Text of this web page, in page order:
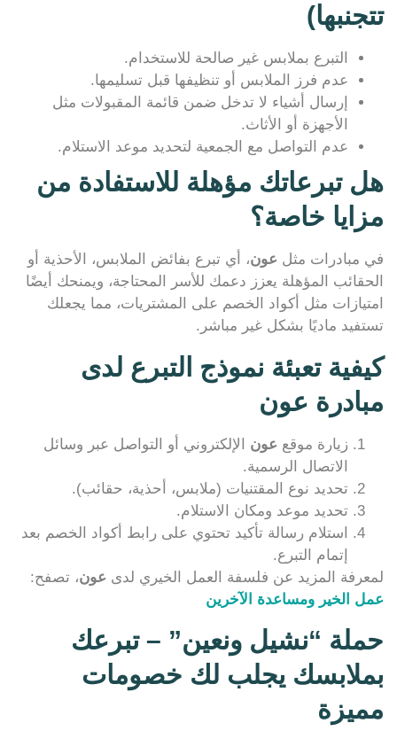
تتجنبها)
التبرع بملابس غير صالحة للاستخدام.
عدم فرز الملابس أو تنظيفها قبل تسليمها.
إرسال أشياء لا تدخل ضمن قائمة المقبولات مثل
الأجهزة أو الأثاث.
عدم التواصل مع الجمعية لتحديد موعد الاستلام.
هل تبرعاتك مؤهلة للاستفادة من
مزايا خاصة؟
في مبادرات مثل عون، أي تبرع بفائض الملابس، الأحذية أو
الحقائب المؤهلة يعزز دعمك للأسر المحتاجة، ويمنحك أيضًا
امتيازات مثل أكواد الخصم على المشتريات، مما يجعلك
تستفيد ماديًا بشكل غير مباشر.
كيفية تعبئة نموذج التبرع لدى
مبادرة عون
زيارة موقع عون الإلكتروني أو التواصل عبر وسائل
الاتصال الرسمية.
تحديد نوع المقتنيات (ملابس، أحذية، حقائب).
تحديد موعد ومكان الاستلام.
استلام رسالة تأكيد تحتوي على رابط أكواد الخصم بعد
إتمام التبرع.
لمعرفة المزيد عن فلسفة العمل الخيري لدى عون، تصفح:
عمل الخير ومساعدة الآخرين
حملة “نشيل ونعين” – تبرعك
بملابسك يجلب لك خصومات
مميزة